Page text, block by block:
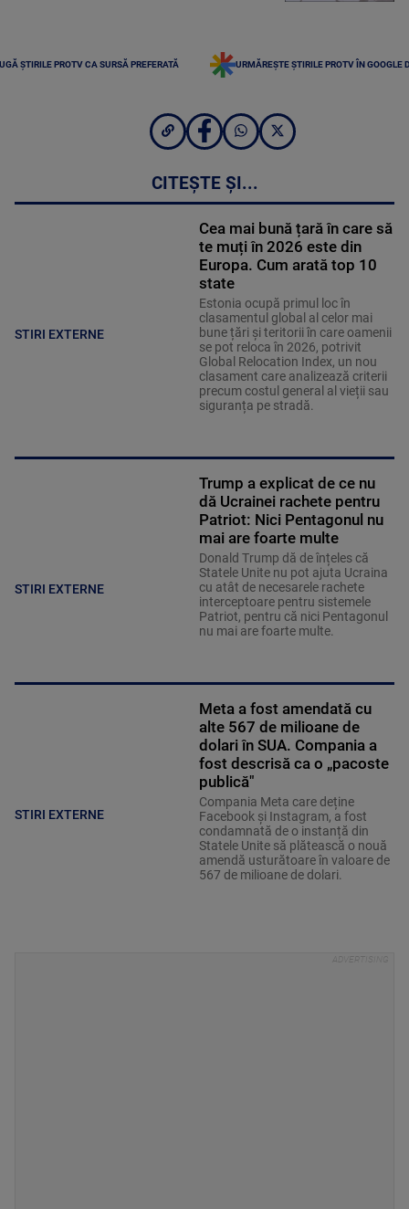
ȘTIRILE PROTV CA SURSĂ PREFERATĂ URMĂREȘTE ȘTIRILE PROTV ÎN GOOGLE
CITEȘTE ȘI...
STIRI EXTERNE
Cea mai bună țară în care să
te muți în 2026 este din
Europa. Cum arată top 10
state
Estonia ocupă primul loc în
clasamentul global al celor mai
bune țări și teritorii în care oamenii
se pot reloca în 2026, potrivit
Global Relocation Index, un nou
clasament care analizează criterii
precum costul general al vieții sau
siguranța pe stradă.
STIRI EXTERNE
Trump a explicat de ce nu
dă Ucrainei rachete pentru
Patriot: Nici Pentagonul nu
mai are foarte multe
Donald Trump dă de înțeles că
Statele Unite nu pot ajuta Ucraina
cu atât de necesarele rachete
interceptoare pentru sistemele
Patriot, pentru că nici Pentagonul
nu mai are foarte multe.
STIRI EXTERNE
Meta a fost amendată cu
alte 567 de milioane de
dolari în SUA. Compania a
fost descrisă ca o „pacoste
publică"
Compania Meta care deține
Facebook și Instagram, a fost
condamnată de o instanță din
Statele Unite să plătească o nouă
amendă usturătoare în valoare de
567 de milioane de dolari.